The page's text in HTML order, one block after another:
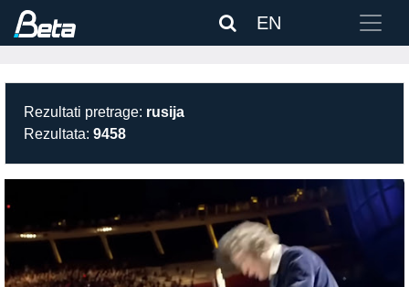
EN
Rezultati pretrage: rusija
Rezultata: 9458